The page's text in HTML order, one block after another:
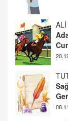
2